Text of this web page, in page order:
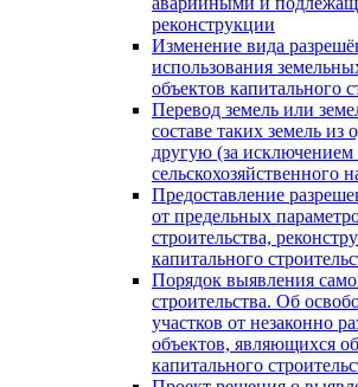
реконструкции
Изменение вида
использования
объектов капитального
Перевод земель или
составе таких земель из
другую (за исключением
сельскохозяйственного
Предоставление
от предельных
строительства,
капитального
Порядок выявления
строительства. Об
участков от незаконно
объектов, являющихся
капитального